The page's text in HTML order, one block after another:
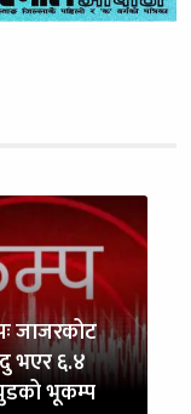
जाजरकोट
भएर ६.४
भूकम्प